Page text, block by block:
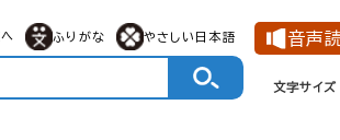
メニューを飛ばして本文へ
ふりがな やさしい日本語 音声
文字サイズ